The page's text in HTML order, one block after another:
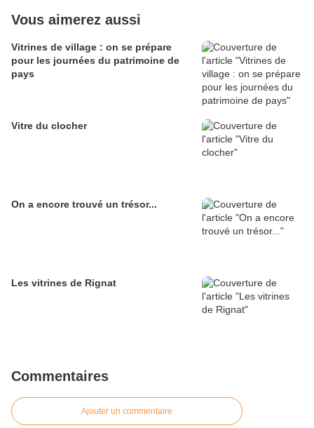
Vous aimerez aussi
Vitrines de village : on se prépare
pour les journées du patrimoine de
pays
Vitre du clocher
On a encore trouvé un trésor...
Les vitrines de Rignat
Commentaires
Ajouter un commentaire